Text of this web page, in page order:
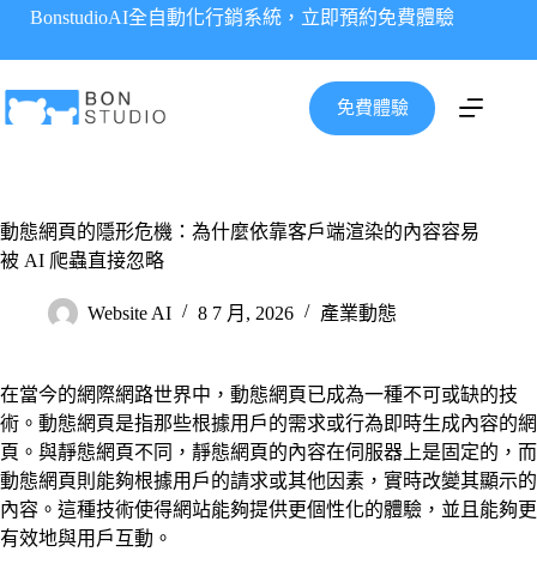
要
內
BonstudioAI全自動化行銷系統，立即預約免費體驗
免費體驗
動態網頁的隱形危機：為什麼依靠客戶端渲染的內容容易
被 AI 爬蟲直接忽略
Website AI 8 7 月, 2026 產業動態
在當今的網際網路世界中，動態網頁已成為一種不可或缺的技
術。動態網頁是指那些根據用戶的需求或行為即時生成內容的網
頁。與靜態網頁不同，靜態網頁的內容在伺服器上是固定的，而
動態網頁則能夠根據用戶的請求或其他因素，實時改變其顯示的
內容。這種技術使得網站能夠提供更個性化的體驗，並且能夠更
有效地與用戶互動。